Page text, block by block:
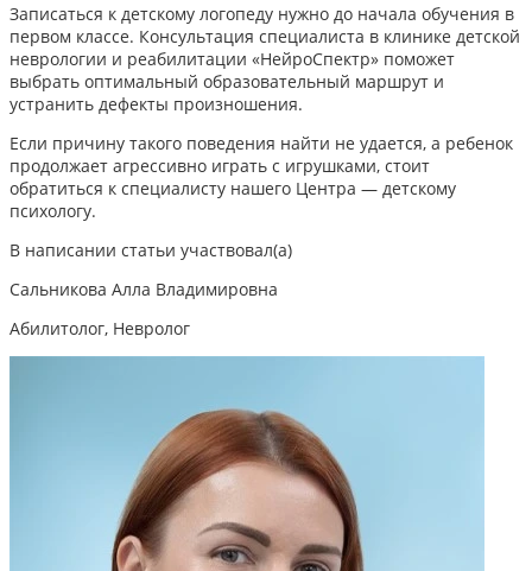
Записаться к детскому логопеду нужно до начала обучения в
первом классе. Консультация специалиста в клинике детской
неврологии и реабилитации «НейроСпектр» поможет
выбрать оптимальный образовательный маршрут и
устранить дефекты произношения.
Если причину такого поведения найти не удается, а ребенок
продолжает агрессивно играть с игрушками, стоит
обратиться к специалисту нашего Центра — детскому
психологу.
В написании статьи участвовал(а)
Сальникова Алла Владимировна
Абилитолог, Невролог